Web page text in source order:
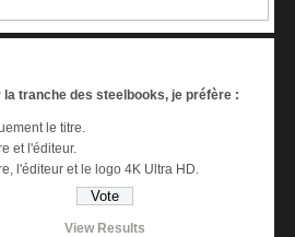
la tranche des steelbooks, je préfère :
le titre.
et l'éditeur.
l'éditeur et le logo 4K Ultra HD.
View Results